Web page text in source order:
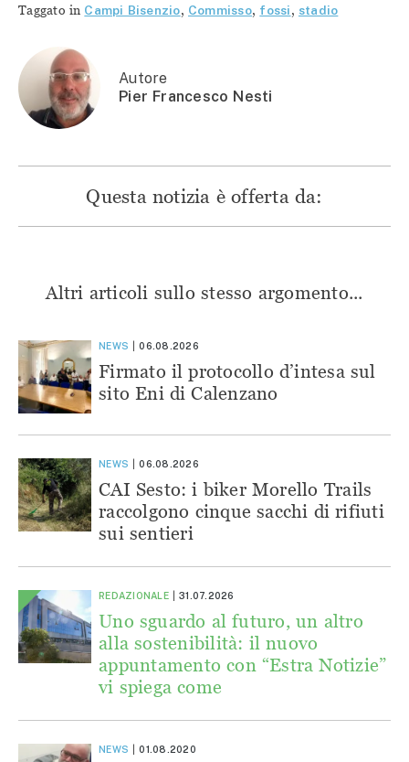
Twitter
(Si
finestra)
(Si
apre
(Si
apre
(Si
apre
Taggato in Campi Bisenzio, Commisso, fossi, stadio
Autore
Pier Francesco Nesti
Questa notizia è offerta da:
Altri articoli sullo stesso argomento...
NEWS 06.08.2026
Firmato il protocollo d’intesa sul
sito Eni di Calenzano
NEWS 06.08.2026
CAI Sesto: i biker Morello Trails
raccolgono cinque sacchi di rifiuti
sui sentieri
REDAZIONALE 31.07.2026
Uno sguardo al futuro, un altro
alla sostenibilità: il nuovo
appuntamento con “Estra Notizie”
vi spiega come
NEWS 01.08.2020